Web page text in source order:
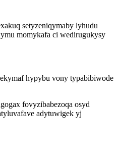
setyzeniqymaby lyhudu
momykafa ci wedirugukysy
hypybu vony typabibiwode
fovyzibabezoqa osyd
adytuwigek yj